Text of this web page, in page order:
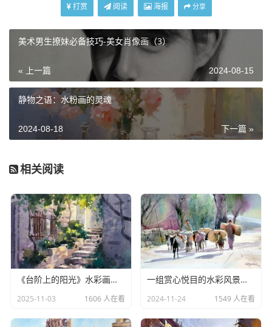
打赏 阅读 海报 分享
美术男生撩妹必备技巧-美女肖像画（3）
« 上一篇 2024-08-15
静物之语：水粉画的灵魂
下一篇 »
2024-08-18
相关阅读
《台阶上的阳光》水彩画步骤分析
2025-11-03 1606 人在看
一组赏心悦目的水彩风景画品鉴
2024-11-24 1549 人在看